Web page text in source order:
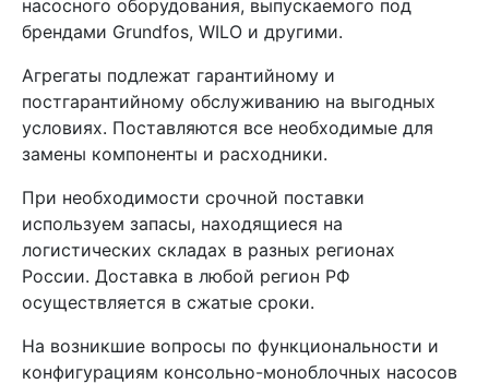
насосного оборудования, выпускаемого под
брендами Grundfos, WILO и другими.
Агрегаты подлежат гарантийному и
постгарантийному обслуживанию на выгодных
условиях. Поставляются все необходимые для
замены компоненты и расходники.
При необходимости срочной поставки
используем запасы, находящиеся на
логистических складах в разных регионах
России. Доставка в любой регион РФ
осуществляется в сжатые сроки.
На возникшие вопросы по функциональности и
конфигурациям консольно-моноблочных насосов